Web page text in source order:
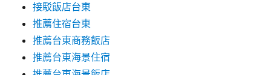
接駁飯店台東
推薦住宿台東
推薦台東商務飯店
推薦台東海景住宿